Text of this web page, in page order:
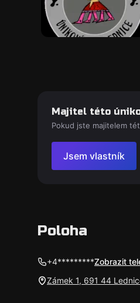
Majitel této
Pokud jste majitelem
Jsem vlastník
Poloha
+4*********Zobrazit
Zámek 1, 691 44